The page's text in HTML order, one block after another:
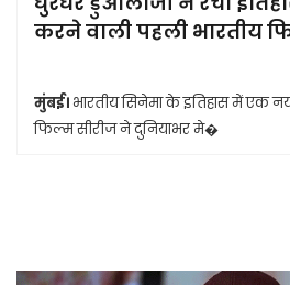
करने वाली पहली भारतीय
मुंबई। भारतीय सिनेमा के इतिहास में एक
फिल्म सीरीज ने दुनियाभर मे�